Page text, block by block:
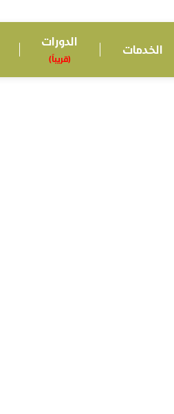
الخدمات
الدورات
(قريباً)